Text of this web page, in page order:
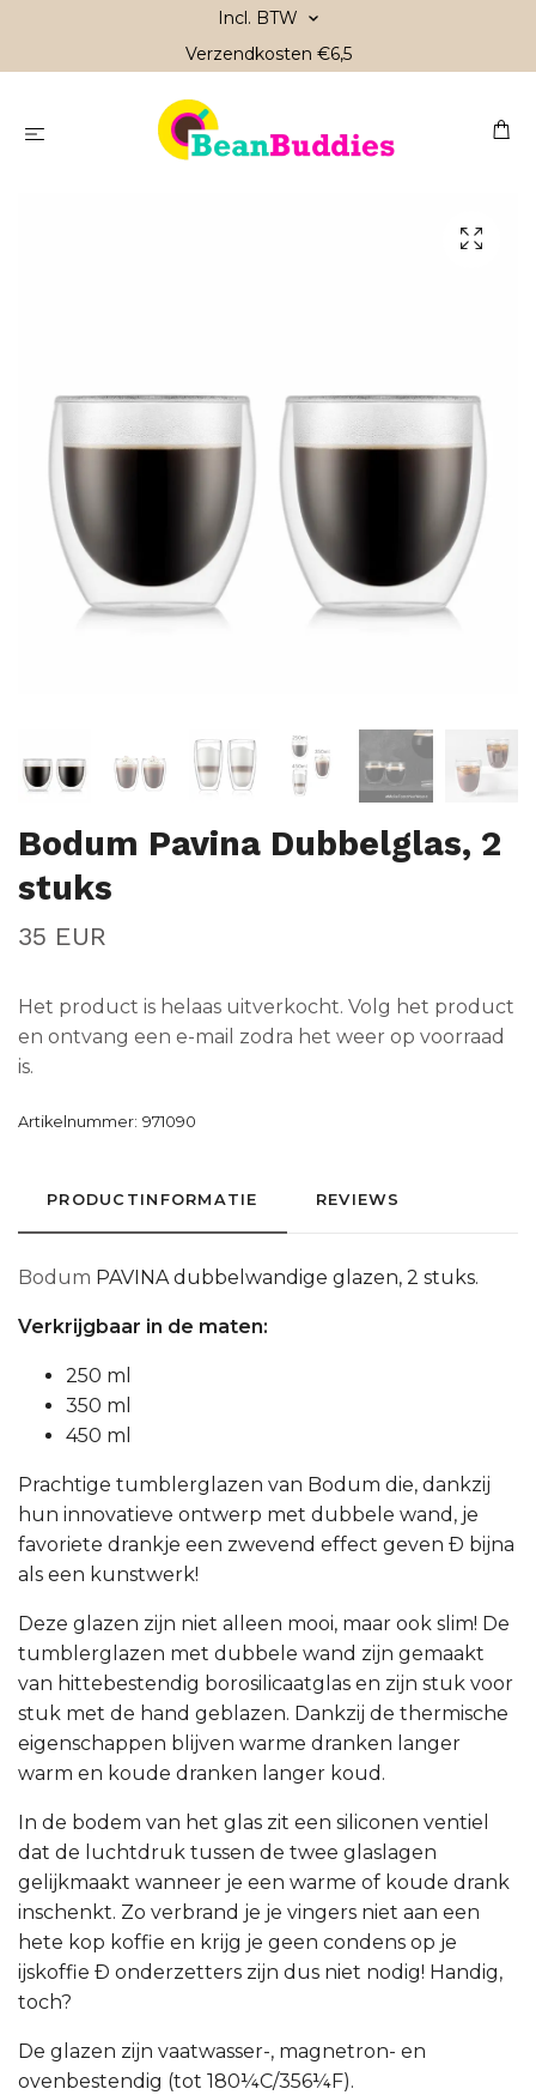
Incl. BTW
Verzendkosten €6,5
Bodum Pavina Dubbelglas, 2
stuks
35 EUR
Het product is helaas uitverkocht. Volg het product
en ontvang een e-mail zodra het weer op voorraad
is.
Artikelnummer: 971090
PRODUCTINFORMATIE REVIEWS
Bodum PAVINA dubbelwandige glazen, 2 stuks.
Verkrijgbaar in de maten:
250 ml
350 ml
450 ml
Prachtige tumblerglazen van Bodum die, dankzij
hun innovatieve ontwerp met dubbele wand, je
favoriete drankje een zwevend effect geven Ð bijna
als een kunstwerk!
Deze glazen zijn niet alleen mooi, maar ook slim! De
tumblerglazen met dubbele wand zijn gemaakt
van hittebestendig borosilicaatglas en zijn stuk voor
stuk met de hand geblazen. Dankzij de thermische
eigenschappen blijven warme dranken langer
warm en koude dranken langer koud.
In de bodem van het glas zit een siliconen ventiel
dat de luchtdruk tussen de twee glaslagen
gelijkmaakt wanneer je een warme of koude drank
inschenkt. Zo verbrand je je vingers niet aan een
hete kop koffie en krijg je geen condens op je
ijskoffie Ð onderzetters zijn dus niet nodig! Handig,
toch?
De glazen zijn vaatwasser-, magnetron- en
ovenbestendig (tot 180¼C/356¼F).